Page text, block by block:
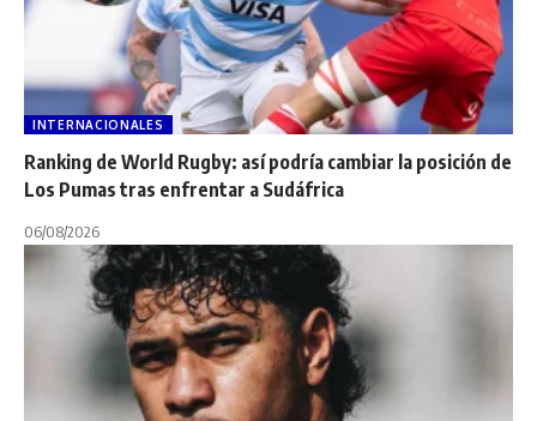
INTERNACIONALES
Ranking de World Rugby: así podría cambiar la posición de
Los Pumas tras enfrentar a Sudáfrica
06/08/2026